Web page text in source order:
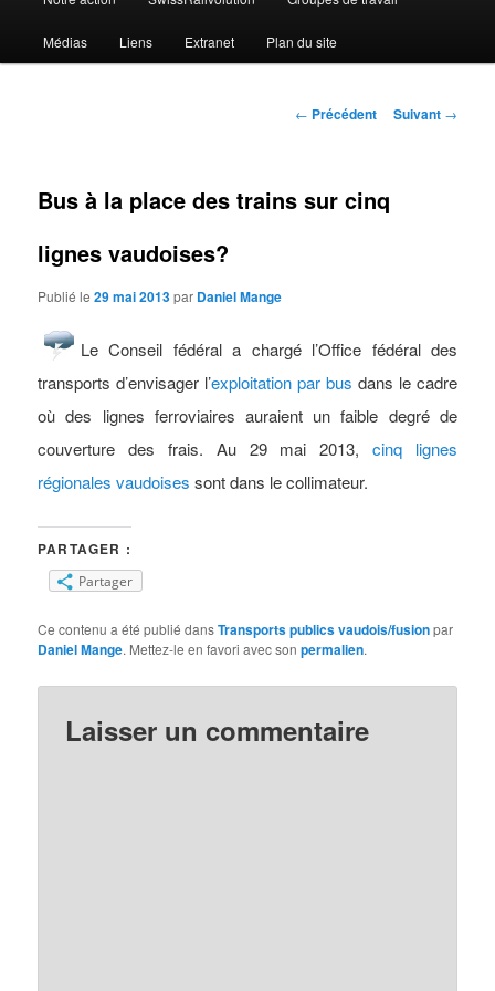
Médias Liens Extranet Plan du site
Navigation
← Précédent Suivant →
Bus à la place des trains sur cinq
lignes vaudoises?
Publié le29 mai 2013par Daniel Mange
Le Conseil fédéral a chargé l’Office fédéral des
transports d’envisager l’exploitation par bus dans le cadre
où des lignes ferroviaires auraient un faible degré de
couverture des frais. Au 29 mai 2013,cinq lignes
régionales vaudoises sont dans le collimateur.
PARTAGER :
Partager
Ce contenu a été publié dansTransports publics vaudois/fusionpar
Daniel Mange. Mettez-le en favori avec sonpermalien.
Laisser un commentaire